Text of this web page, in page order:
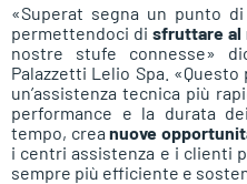
«Superat segna un punto
permettendoci disfruttare al
nostre stufe connesse»
Palazzetti Lelio Spa.
un’assistenza tecnica più
performance e la durata
tempo, creanuove
i centri assistenza e i clienti
sempre più efficiente e